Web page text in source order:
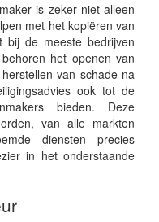
is zeker niet alleen
met het kopiëren van
bij de meeste bedrijven
het openen van
van schade na
ook tot de
bieden. Deze
van alle markten
diensten precies
in het onderstaande